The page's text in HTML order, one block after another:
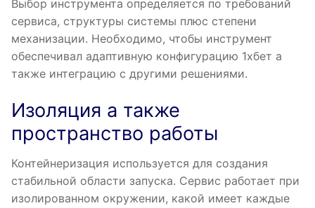
Выбор инструмента определяется по требований
сервиса, структуры системы плюс степени
механизации. Необходимо, чтобы инструмент
обеспечивал адаптивную конфигурацию 1хбет а
также интеграцию с другими решениями.
Изоляция а также
пространство работы
Контейнеризация используется для создания
стабильной области запуска. Сервис работает при
изолированном окружении, какой имеет каждые